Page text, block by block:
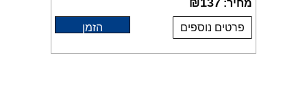
מחיר: ₪137
פרטים נוספים הזמן